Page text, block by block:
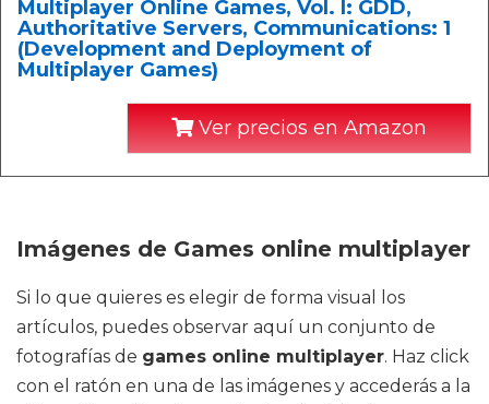
Multiplayer Online Games, Vol. I: GDD,
Authoritative Servers, Communications: 1
(Development and Deployment of
Multiplayer Games)
Ver precios en Amazon
Imágenes de Games online multiplayer
Si lo que quieres es elegir de forma visual los
artículos, puedes observar aquí un conjunto de
fotografías de games online multiplayer. Haz click
con el ratón en una de las imágenes y accederás a la